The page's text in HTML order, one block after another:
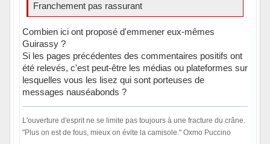
Franchement pas rassurant
Combien ici ont proposé d'emmener eux-mêmes
Guirassy ?
Si les pages précédentes des commentaires positifs ont
été relevés, c'est peut-être les médias ou plateformes sur
lesquelles vous les lisez qui sont porteuses de
messages nauséabonds ?
L'ouverture d'esprit ne se limite pas toujours à une fracture du crâne.
"Plus on est de fous, mieux on évite la camisole." Oxmo Puccino